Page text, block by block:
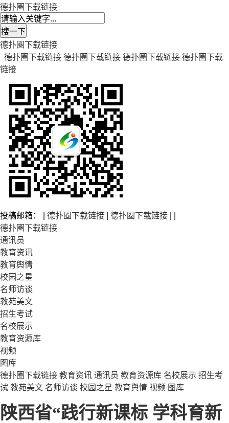
德扑圈下载链接
德扑圈下载链接
德扑圈下载链接 德扑圈下载链接 德扑圈下载链接 德扑圈下载
链接
投稿邮箱： | 德扑圈下载链接 德扑圈下载链接
德扑圈下载链接
通讯员
教育资讯
教育舆情
校园之星
名师访谈
教苑美文
招生考试
名校展示
教育资源库
视频
图库
德扑圈下载链接 教育资讯 通讯员 教育资源库 名校展示 招生考
试 教苑美文 名师访谈 校园之星 教育舆情 视频 图库
陕西省“践行新课标 学科育新